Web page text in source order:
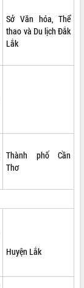
Sở Văn hóa, Thể
thao và Du lịch Đắk
Lắk
Thành phố Cần
Thơ
Huyện Lắk